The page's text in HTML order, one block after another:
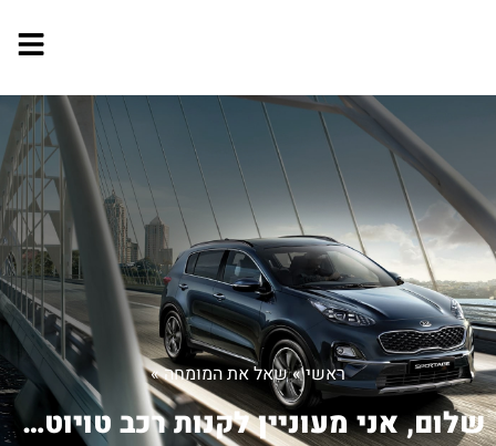
ראשי»שאל את המומחה»
שלום, אני מעוניין לקנות רכב טויוטה יא...